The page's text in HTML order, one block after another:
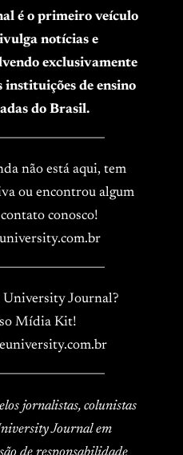
é o primeiro veículo
notícias e
exclusivamente
instituições de ensino
do Brasil.
não está aqui, tem
ou encontrou algum
conosco!
University Journal?
Mídia Kit!
jornalistas, colunistas
Journal em